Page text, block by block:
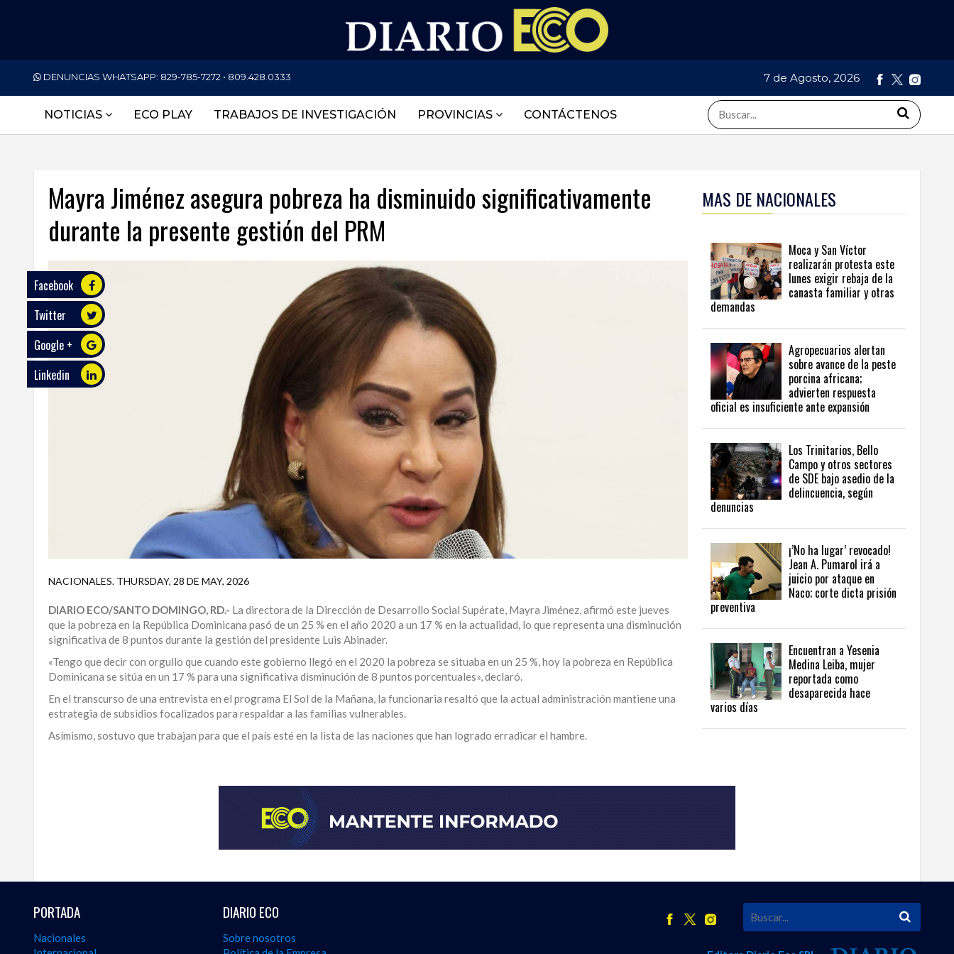
DENUNCIAS WHATSAPP: 829-785-7272 • 809.428.0333 7 de Agosto, 2026
NOTICIAS ECO PLAY TRABAJOS DE INVESTIGACIÓN PROVINCIAS CONTÁCTENOS
NACIONALES
ECONOMÍA
DEPORTES
SALUD
TECNOLOGÍA
ECO
PLAY
TRABAJOS
SANTIAGO
JUAN
ALTAGRACIA
PUERTO
PLATA
Mayra Jiménez asegura pobreza ha disminuido significativamente
durante la presente gestión del PRM
Facebook
Twitter
Google +
Linkedin
NACIONALES. THURSDAY, 28 DE MAY, 2026
DIARIO ECO/SANTO DOMINGO, RD.- La directora de la Dirección de Desarrollo Social Supérate, Mayra Jiménez, afirmó este jueves
que la pobreza en la República Dominicana pasó de un 25 % en el año 2020 a un 17 % en la actualidad, lo que representa una disminución
significativa de 8 puntos durante la gestión del presidente Luis Abinader.
«Tengo que decir con orgullo que cuando este gobierno llegó en el 2020 la pobreza se situaba en un 25 %, hoy la pobreza en República
Dominicana se sitúa en un 17 % para una significativa disminución de 8 puntos porcentuales», declaró.
En el transcurso de una entrevista en el programa El Sol de la Mañana, la funcionaria resaltó que la actual administración mantiene una
estrategia de subsidios focalizados para respaldar a las familias vulnerables.
Asímismo, sostuvo que trabajan para que el país esté en la lista de las naciones que han logrado erradicar el hambre.
desde
una
perspectiva
internacional,
MAS DE NACIONALES
Moca y San Víctor
realizarán protesta este
lunes exigir rebaja de la
canasta familiar y otras
demandas
Agropecuarios alertan
sobre avance de la peste
porcina africana;
advierten respuesta
oficial es insuficiente ante expansión
Los Trinitarios, Bello
Campo y otros sectores
de SDE bajo asedio de la
delincuencia, según
denuncias
¡’No ha lugar’ revocado!
Jean A. Pumarol irá a
juicio por ataque en
Naco; corte dicta prisión
preventiva
Encuentran a Yesenia
Medina Leiba, mujer
reportada como
desaparecida hace
varios días
PORTADA
Nacionales
DIARIO ECO
Sobre nosotros